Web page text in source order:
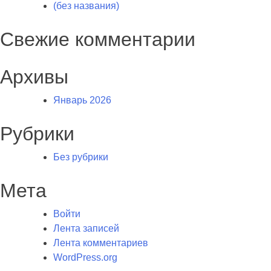
(без названия)
Свежие комментарии
Архивы
Январь 2026
Рубрики
Без рубрики
Мета
Войти
Лента записей
Лента комментариев
WordPress.org